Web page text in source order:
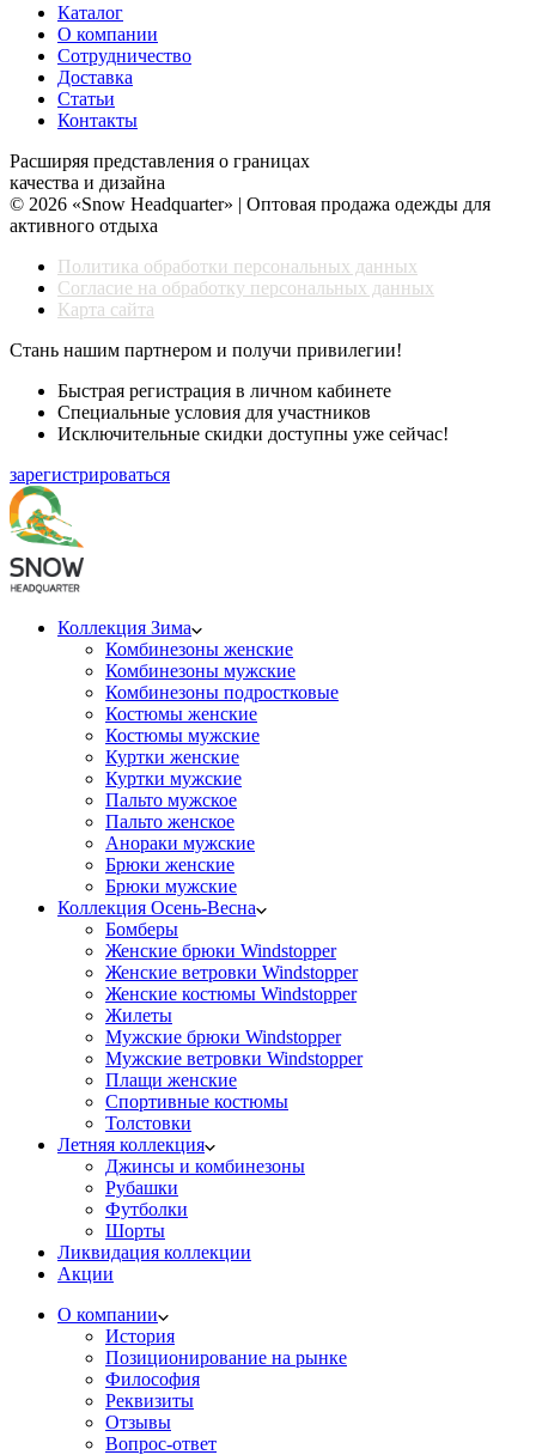
Каталог
О компании
Сотрудничество
Доставка
Статьи
Контакты
Расширяя представления о границах
качества и дизайна
© 2026 «Snow Headquarter» | Оптовая продажа одежды для
активного отдыха
Политика обработки персональных данных
Согласие на обработку персональных данных
Карта сайта
Стань нашим партнером и получи привилегии!
Быстрая регистрация в личном кабинете
Специальные условия для участников
Исключительные скидки доступны уже сейчас!
зарегистрироваться
Коллекция Зима
Комбинезоны женские
Комбинезоны мужские
Комбинезоны подростковые
Костюмы женские
Костюмы мужские
Куртки женские
Куртки мужские
Пальто мужское
Пальто женское
Анораки мужские
Брюки женские
Брюки мужские
Коллекция Осень-Весна
Бомберы
Женские брюки Windstopper
Женские ветровки Windstopper
Женские костюмы Windstopper
Жилеты
Мужские брюки Windstopper
Мужские ветровки Windstopper
Плащи женские
Спортивные костюмы
Толстовки
Летняя коллекция
Джинсы и комбинезоны
Рубашки
Футболки
Шорты
Ликвидация коллекции
Акции
О компании
История
Позиционирование на рынке
Философия
Реквизиты
Отзывы
Вопрос-ответ